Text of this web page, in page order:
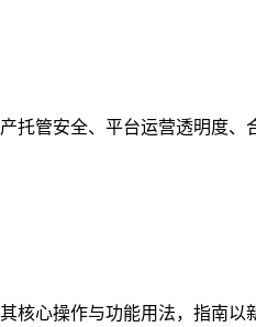
托管安全、平台运营透明度、
核心操作与功能用法，指南以